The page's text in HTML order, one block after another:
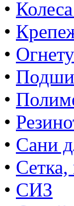
•
•
•
•
•
•
• Сани
• Сетка,
• СИЗ